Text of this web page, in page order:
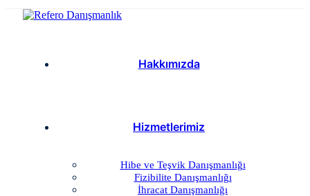
Hakkımızda
Hizmetlerimiz
Hibe ve Teşvik Danışmanlığı
Fizibilite Danışmanlığı
İhracat Danışmanlığı